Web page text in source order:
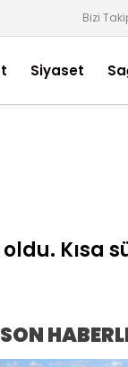
Bizi
Siyaset
Kısa
SON